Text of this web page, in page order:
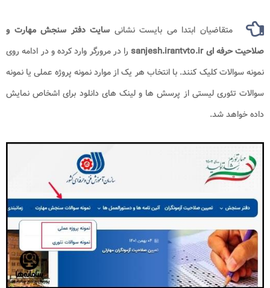
متقاضیان ابتدا می بایست نشانی سایت دفتر سنجش مهارت و
صلاحیت حرفه ای sanjesh.irantvto.ir
را در مرورگر وارد کرده و در ادامه روی
نمونه سوالات کلیک کنند. با انتخاب هر یک از موارد نمونه پروژه عملی یا نمونه
سوالات تئوری لیستی از پرسش ها و لینک های دانلود برای اشخاص نمایش
داده خواهد شد.